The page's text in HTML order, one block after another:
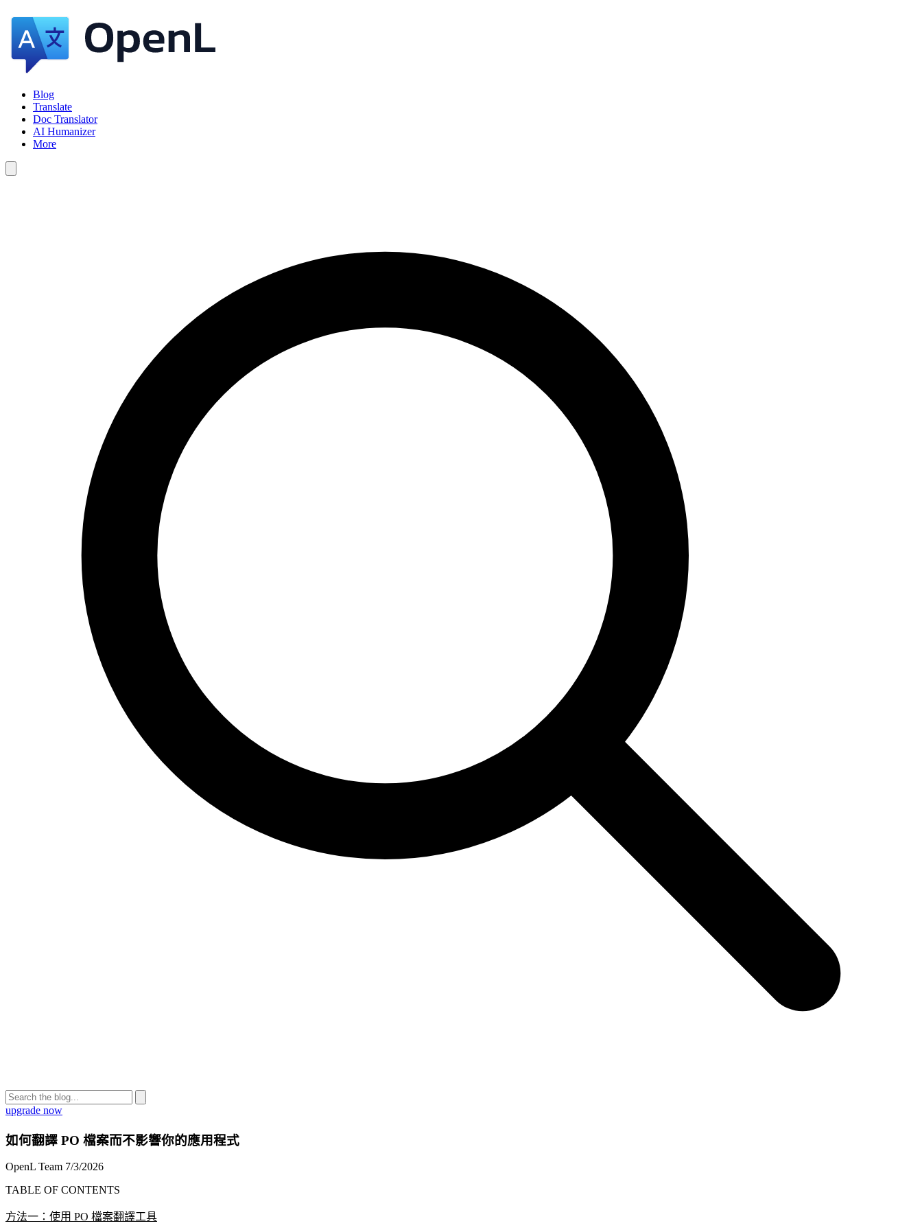
Blog
Translate
Doc Translator
AI Humanizer
More
upgrade now
如何翻譯 PO 檔案而不影響你的應用程式
OpenL Team 7/3/2026
TABLE OF CONTENTS
方法一：使用 PO 檔案翻譯工具